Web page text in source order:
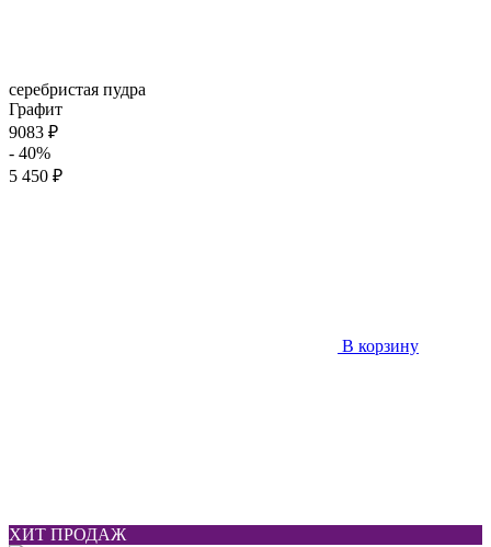
серебристая пудра
Графит
9083 ₽
- 40%
5 450 ₽
В корзину
ХИТ ПРОДАЖ